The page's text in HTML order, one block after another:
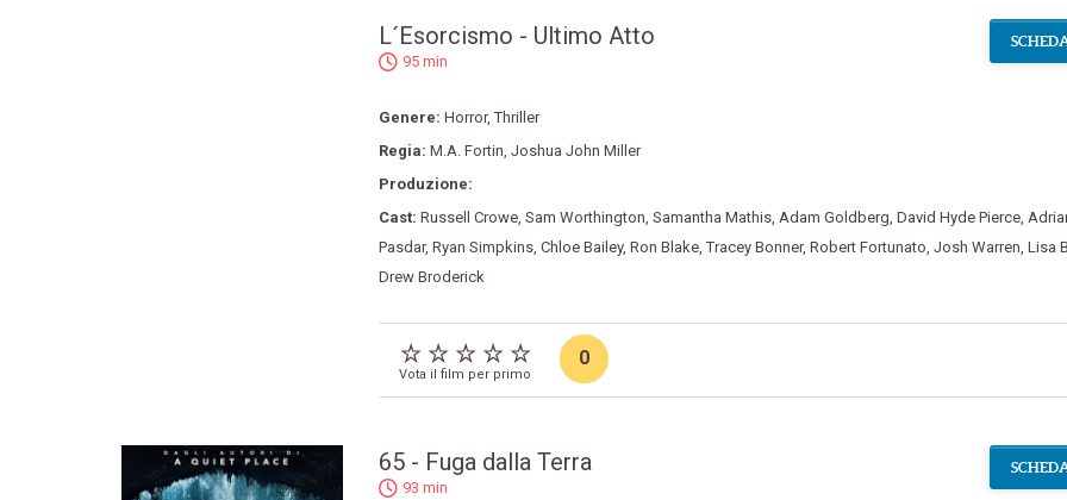
L´Esorcismo - Ultimo Atto
95 min
Genere: Horror,Thriller
Regia: M.A. Fortin, Joshua John Miller
Produzione:
Cast: Russell Crowe, Sam Worthington, Samantha Mathis, Adam Goldberg, David Hyde Pierce,
Pasdar, Ryan Simpkins, Chloe Bailey, Ron Blake,Tracey Bonner, Robert Fortunato, Josh Warren, Lisa
Drew Broderick
Vota il film per primo
0
65 - Fuga dalla Terra
93 min